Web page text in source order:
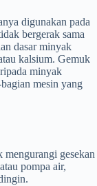
digunakan pada
bergerak sama
dasar minyak
kalsium. Gemuk
minyak
mesin yang
gesekan
pompa air,